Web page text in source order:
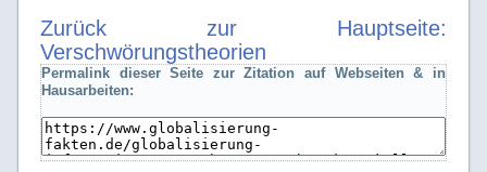
Zurück zur Hauptseite:
Verschwörungstheorien
Permalink dieser Seite zur Zitation auf Webseiten & in
Hausarbeiten: